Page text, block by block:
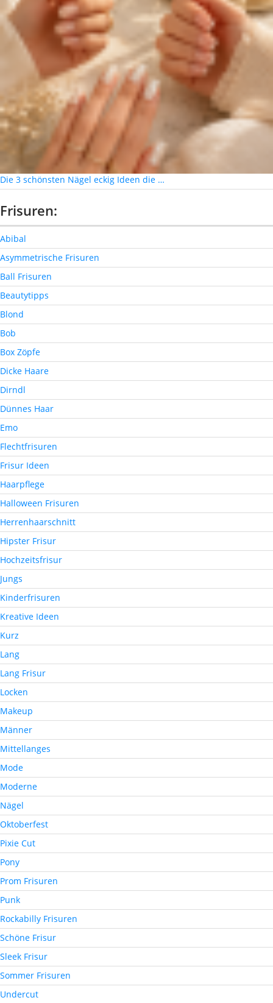
Die 3 schönsten Nägel eckig Ideen die …
Frisuren:
Abibal
Asymmetrische Frisuren
Ball Frisuren
Beautytipps
Blond
Bob
Box Zöpfe
Dicke Haare
Dirndl
Dünnes Haar
Emo
Flechtfrisuren
Frisur Ideen
Haarpflege
Halloween Frisuren
Herrenhaarschnitt
Hipster Frisur
Hochzeitsfrisur
Jungs
Kinderfrisuren
Kreative Ideen
Kurz
Lang
Lang Frisur
Locken
Makeup
Männer
Mittellanges
Mode
Moderne
Nägel
Oktoberfest
Pixie Cut
Pony
Prom Frisuren
Punk
Rockabilly Frisuren
Schöne Frisur
Sleek Frisur
Sommer Frisuren
Undercut